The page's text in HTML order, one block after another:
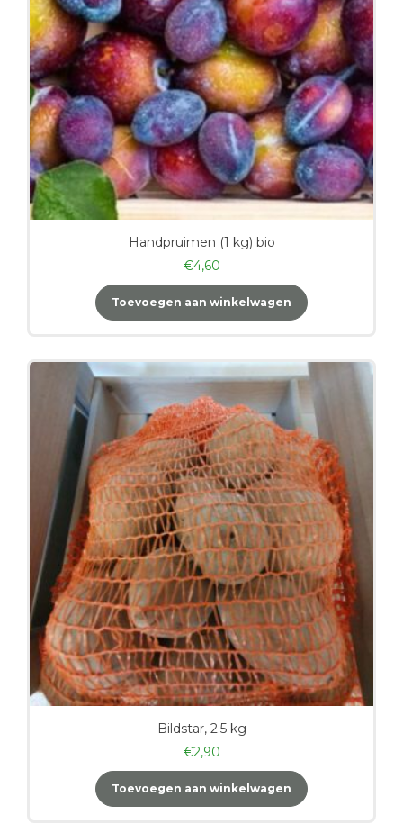
Handpruimen (1 kg) bio
€4,60
Toevoegen aan winkelwagen
Bildstar, 2.5 kg
€2,90
Toevoegen aan winkelwagen